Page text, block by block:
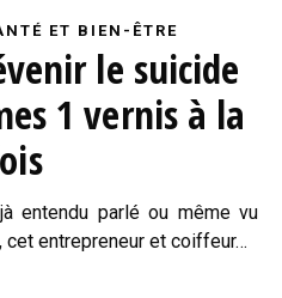
ET BIEN-ÊTRE
le suicide
1 vernis à la
cet entrepreneur et coiffeur…